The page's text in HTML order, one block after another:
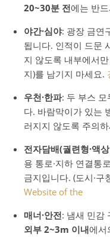
20~30분 전에는 반
야간·심야: 광장 금연
됩니다. 인적이 드문
지 않도록 내부에서
지)를 남기지 마세요.
우천·한파: 두 부스
다. 바람막이가 있는
러지지 않도록 주의
전자담배(궐련형·액
용 통로·지하 연결통
금지입니다. (도시·
Website of the
매너·안전: 냄새 민감
외부 2~3m 이내에서